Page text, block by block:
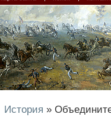
История »